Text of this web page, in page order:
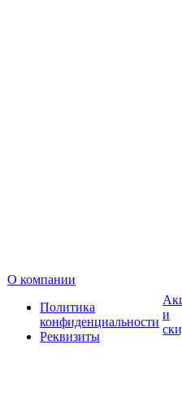
О компании
Политика
конфиденциальности
Реквизиты
и